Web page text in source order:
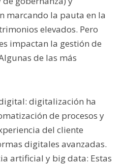
marcando la pauta en la
elevados. Pero
impactan la gestión de
de las más
digitalización ha
de procesos y
del cliente
digitales avanzadas.
artificial y big data: Estas